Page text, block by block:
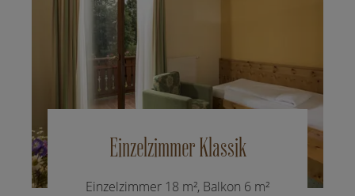
Einzelzimmer Klassik
Einzelzimmer 18 m², Balkon 6 m²